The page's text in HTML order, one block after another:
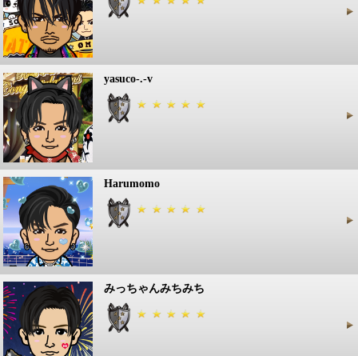
yasuco-.-v
Harumomo
みっちゃんみちみち